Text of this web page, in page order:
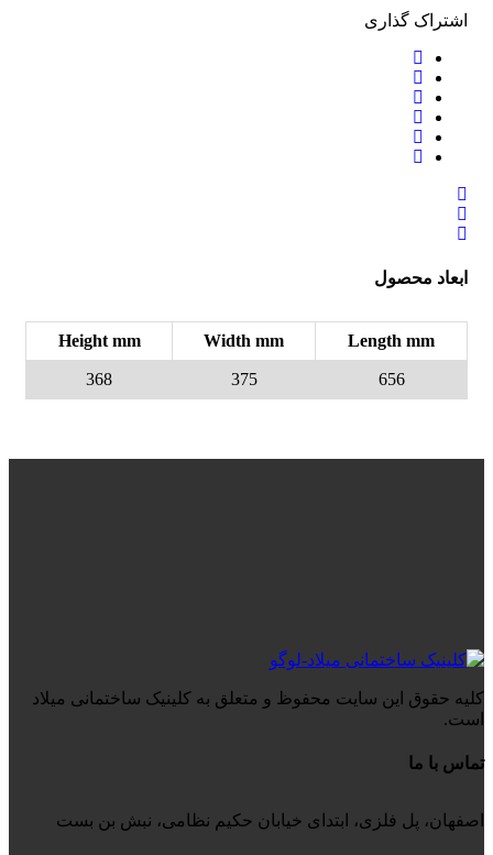
اشتراک ‌گذاری
ابعاد محصول
Length mm
Width mm
Height mm
656
375
368
کلیه حقوق این سایت محفوظ و متعلق به کلینیک ساختمانی میلاد
است.
تماس با ما
اصفهان، پل فلزی، ابتدای خیابان حکیم نظامی، نبش بن بست